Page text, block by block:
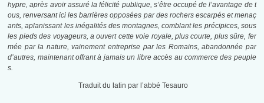
hypre, après avoir assuré la félicité publique, s’être occupé de l’avantage de t
ous, renversant ici les barrières opposées par des rochers escarpés et menaç
ants, aplanissant les inégalités des montagnes, comblant les précipices, sous
les pieds des voyageurs, a ouvert cette voie royale, plus courte, plus sûre, fer
mée par la nature, vainement entreprise par les Romains, abandonnée par
d’autres, maintenant offrant à jamais un libre accès au commerce des peuple
s.
Traduit du latin par l’abbé Tesauro